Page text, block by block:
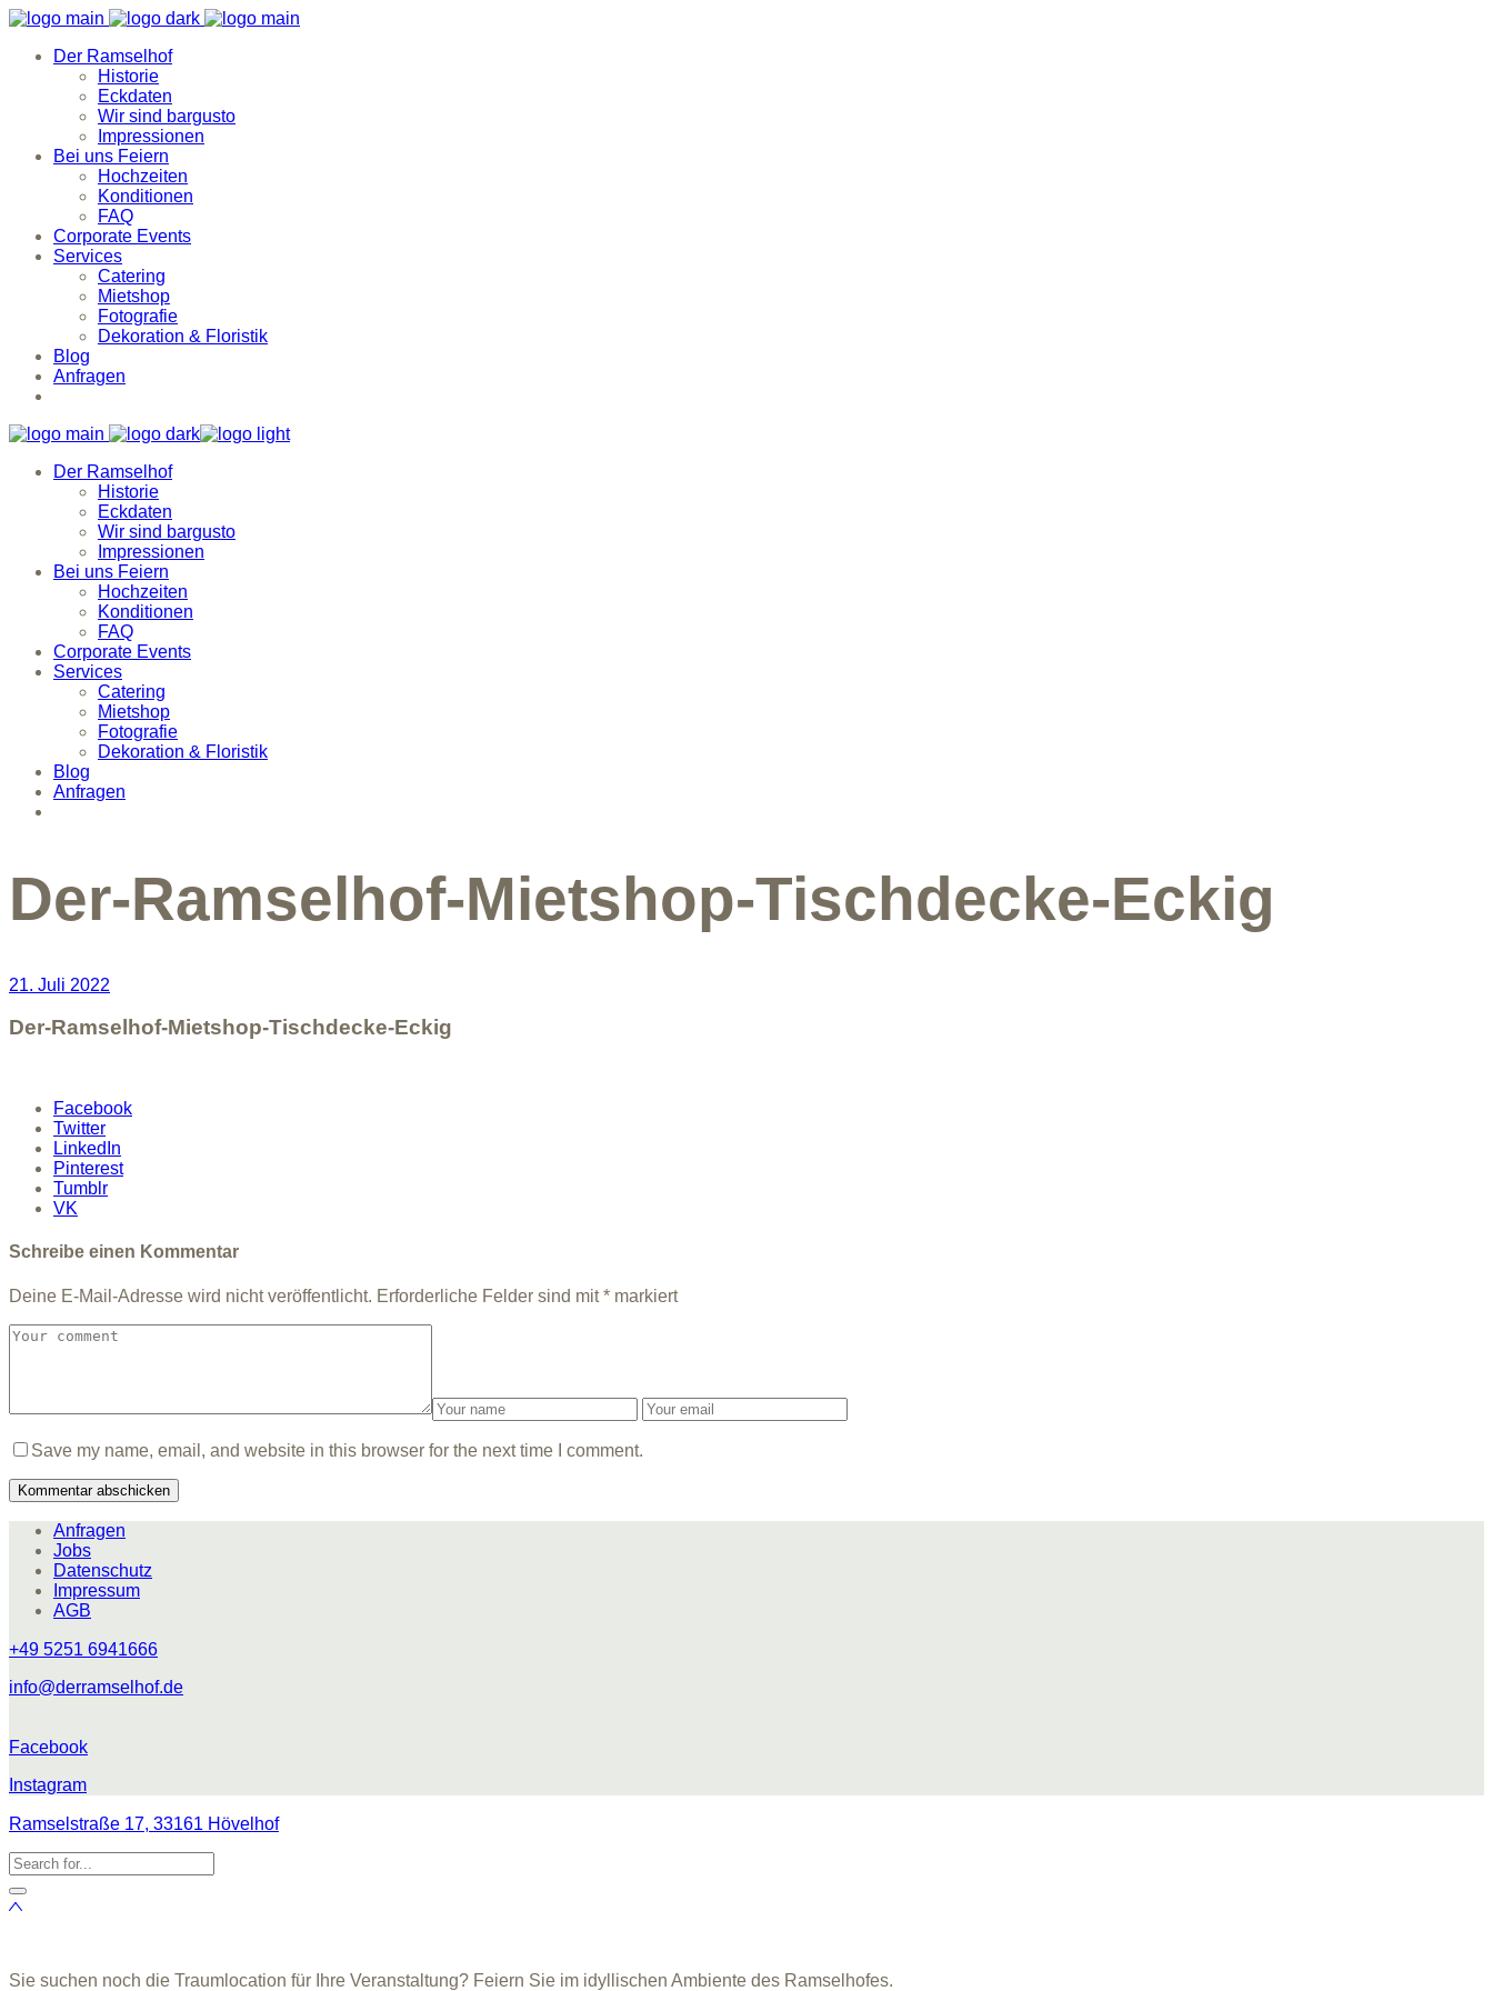
Der Ramselhof
Historie
Eckdaten
Wir sind bargusto
Impressionen
Bei uns Feiern
Hochzeiten
Konditionen
FAQ
Corporate Events
Services
Catering
Mietshop
Fotografie
Dekoration & Floristik
Blog
Anfragen
Der Ramselhof
Historie
Eckdaten
Wir sind bargusto
Impressionen
Bei uns Feiern
Hochzeiten
Konditionen
FAQ
Corporate Events
Services
Catering
Mietshop
Fotografie
Dekoration & Floristik
Blog
Anfragen
Der-Ramselhof-Mietshop-Tischdecke-Eckig
21. Juli 2022
Der-Ramselhof-Mietshop-Tischdecke-Eckig
Facebook
Twitter
LinkedIn
Pinterest
Tumblr
VK
Schreibe einen Kommentar
Deine E-Mail-Adresse wird nicht veröffentlicht. Erforderliche Felder sind mit* markiert
Save my name, email, and website in this browser for the next time I comment.
Anfragen
Jobs
Datenschutz
Impressum
AGB
+49 5251 6941666
info@derramselhof.de
Facebook
Instagram
Ramselstraße 17, 33161 Hövelhof
Sie suchen noch die Traumlocation für Ihre Veranstaltung? Feiern Sie im idyllischen Ambiente des Ramselhofes.